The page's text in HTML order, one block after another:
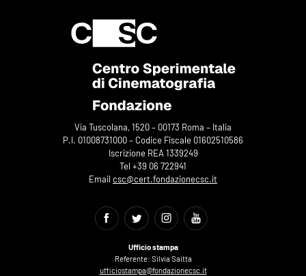
Via Tuscolana, 1520 – 00173 Roma – Italia
P.I. 01008731000 – Codice Fiscale 01602510586
Iscrizione REA 1339249
Tel +39 06 722941
Email csc@cert.fondazionecsc.it
Ufficio stampa
Referente: Silvia Saitta
ufficiostampa@fondazionecsc.it